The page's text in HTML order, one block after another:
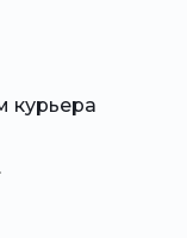
курьера